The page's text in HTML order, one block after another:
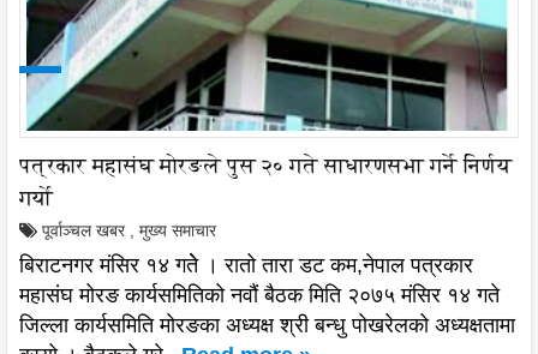
पत्रकार महासंघ मोरङले पुस २० गते साधारणसभा गर्ने निर्णय
गर्यो
पूर्वाञ्चल खबर मुख्य समाचार
बिराटनगर मंसिर १४ गतेे । रातो तारा डट कम,नेपाल पत्रकार
महासंघ मोरङ कार्यसमितिको नवौं बैठक मिति २०७५ मंसिर १४ गते
जिल्ला कार्यसमिति मोरङका अध्यक्ष श्री बन्धु पोखरेलको अध्यक्षतामा